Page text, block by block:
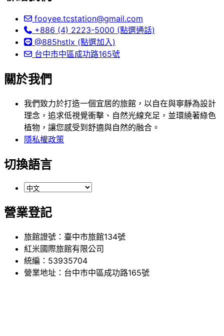
fooyee.tcstation@gmail.com
+886 (4) 2223-5000 (點選通話)
@885hstlx (點選加入)
台中市中區成功路165號
關於我們
我們致力於打造一個宜居的旅館，以自在與寧靜為設計
理念，追求低視覺衝擊、自然光線充足，並環繞著綠色
植物，讓您感受到舒適與自然的融合。
隱私權政策
切換語言
營業登記
旅館證號：臺中市旅館134號
紅米國際旅館有限公司
統編：53935704
營業地址：台中市中區成功路165號